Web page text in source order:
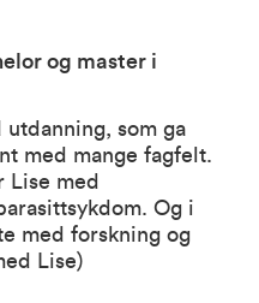
og master i
som ga
med mange fagfelt.
Lise med
Og i
med forskning og
Lise)